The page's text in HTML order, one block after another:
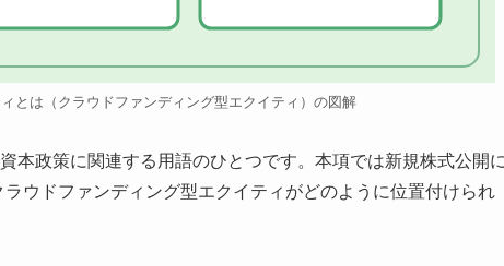
とは（クラウドファンディング型エクイティ）の図解
本政策に関連する用語のひとつです。本項では新規株式公開
ウドファンディング型エクイティがどのように位置付けられ